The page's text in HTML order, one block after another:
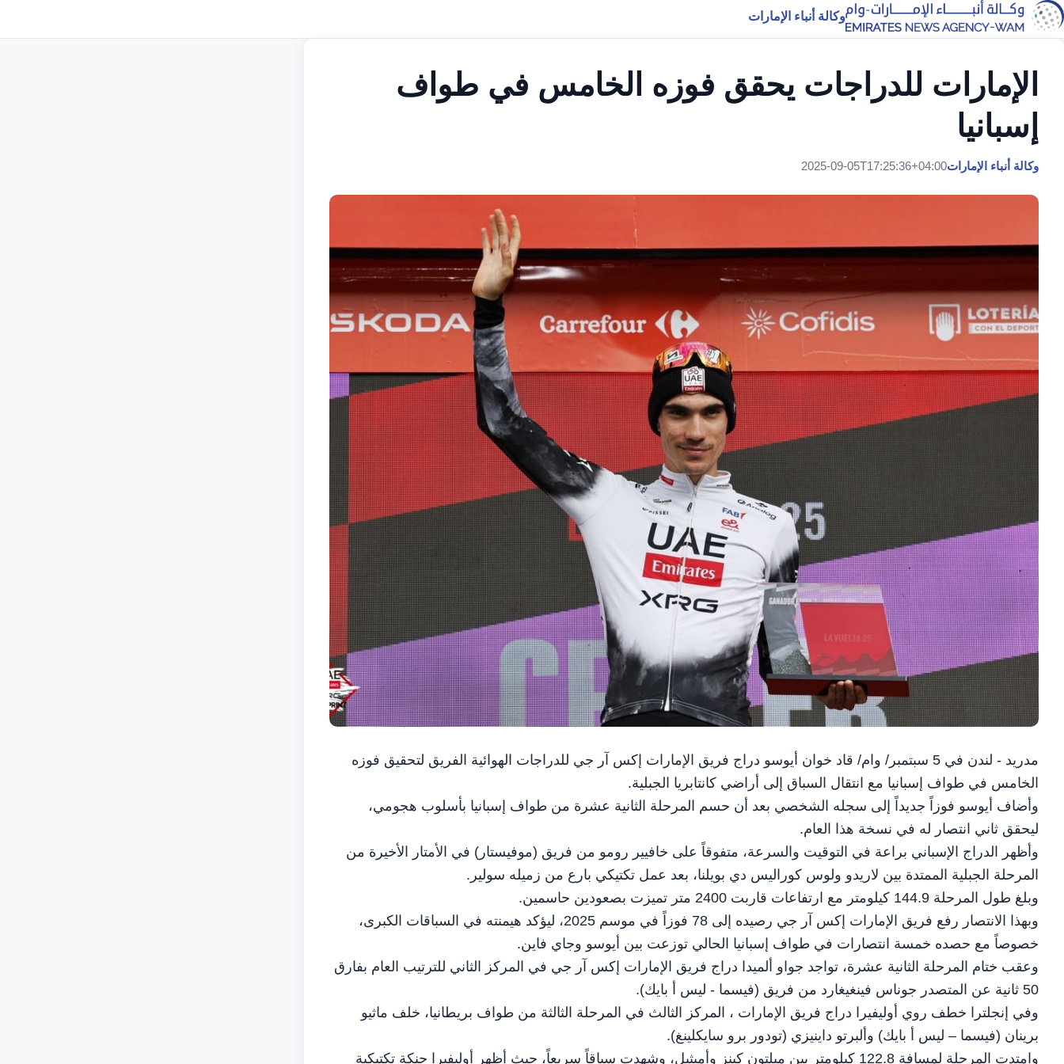
وكالة أنباء الإمارات
الإمارات للدراجات يحقق فوزه الخامس في طواف
إسبانيا
وكالة أنباء الإمارات2025-09-05T17:25:36+04:00
مدريد - لندن في 5 سبتمبر/ وام/ قاد خوان أيوسو دراج فريق الإمارات إكس آر جي للدراجات الهوائية الفريق لتحقيق فوزه
الخامس في طواف إسبانيا مع انتقال السباق إلى أراضي كانتابريا الجبلية.
وأضاف أيوسو فوزاً جديداً إلى سجله الشخصي بعد أن حسم المرحلة الثانية عشرة من طواف إسبانيا بأسلوب هجومي،
ليحقق ثاني انتصار له في نسخة هذا العام.
وأظهر الدراج الإسباني براعة في التوقيت والسرعة، متفوقاً على خافيير رومو من فريق (موفيستار) في الأمتار الأخيرة من
المرحلة الجبلية الممتدة بين لاريدو ولوس كوراليس دي بويلنا، بعد عمل تكتيكي بارع من زميله سولير.
وبلغ طول المرحلة 144.9 كيلومتر مع ارتفاعات قاربت 2400 متر تميزت بصعودين حاسمين.
وبهذا الانتصار رفع فريق الإمارات إكس آر جي رصيده إلى 78 فوزاً في موسم 2025، ليؤكد هيمنته في السباقات الكبرى،
خصوصاً مع حصده خمسة انتصارات في طواف إسبانيا الحالي توزعت بين أيوسو وجاي فاين.
وعقب ختام المرحلة الثانية عشرة، تواجد جواو ألميدا دراج فريق الإمارات إكس آر جي في المركز الثاني للترتيب العام بفارق
50 ثانية عن المتصدر جوناس فينغيغارد من فريق (فيسما - ليس أ بايك).
وفي إنجلترا خطف روي أوليفيرا دراج فريق الإمارات ، المركز الثالث في المرحلة الثالثة من طواف بريطانيا، خلف ماثيو
برينان (فيسما – ليس أ بايك) وألبرتو داينيزي (تودور برو سايكلينغ).
وامتدت المرحلة لمسافة 122.8 كيلومتر بين ميلتون كينز وأمبثيل، وشهدت سباقاً سريعاً، حيث أظهر أوليفيرا حنكة تكتيكية